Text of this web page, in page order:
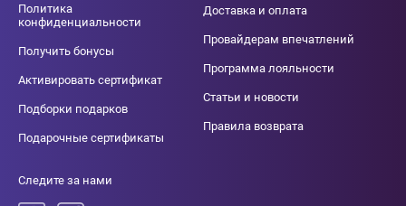
Политика
конфиденциальности
Получить бонусы
Активировать сертификат
Подборки подарков
Подарочные сертификаты
Доставка и оплата
Провайдерам впечатлений
Программа лояльности
Статьи и новости
Правила возврата
Следите за нами